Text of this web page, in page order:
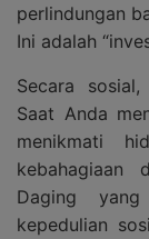
perlindungan
Ini adalah
Secara
Saat Anda
menikmati
kebahagiaan
Daging
kepedulian